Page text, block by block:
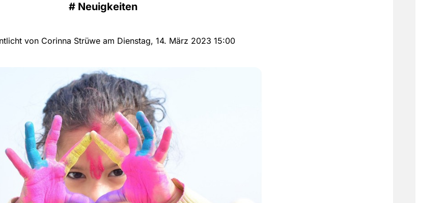
# Neuigkeiten
von Corinna Strüwe am Dienstag, 14. März 2023 15:00